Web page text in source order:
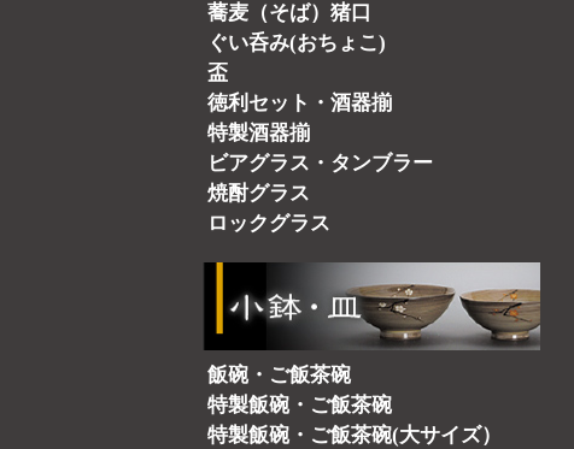
蕎麦（そば）猪口
ぐい呑み(おちょこ)
盃
徳利セット・酒器揃
特製酒器揃
ビアグラス・タンブラー
焼酎グラス
ロックグラス
飯碗・ご飯茶碗
特製飯碗・ご飯茶碗
特製飯碗・ご飯茶碗(大サイズ）